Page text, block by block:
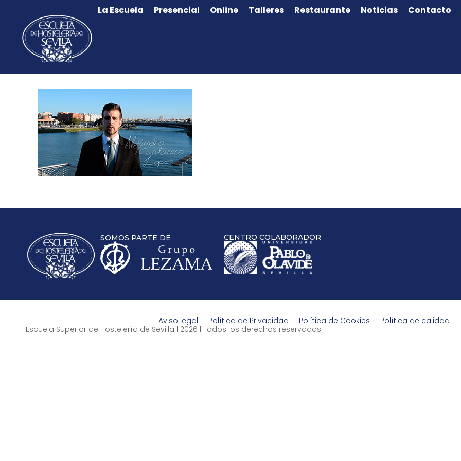
La Escuela Presencial Online Talleres Restaurante Noticias Contacto
SOMOS PARTE DE CENTRO COLABORADOR
Aviso legal Política de Privacidad Política de Cookies Política de calidad
Escuela Superior de Hostelería de Sevilla | 2026 | Todos los derechos reservados